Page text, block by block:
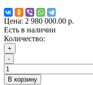
Цена: 2 980 000.00 р.
Есть в наличии
Количество:
+
-
В корзину